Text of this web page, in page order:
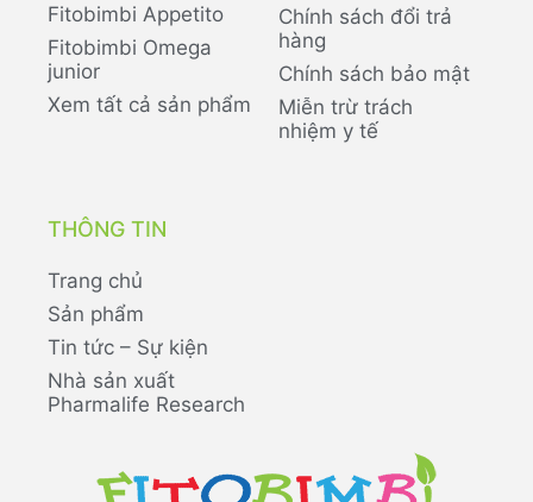
Fitobimbi Appetito
Fitobimbi Omega
junior
Xem tất cả sản phẩm
Chính sách đổi trả
hàng
Chính sách bảo mật
Miễn trừ trách
nhiệm y tế
THÔNG TIN
Trang chủ
Sản phẩm
Tin tức – Sự kiện
Nhà sản xuất
Pharmalife Research